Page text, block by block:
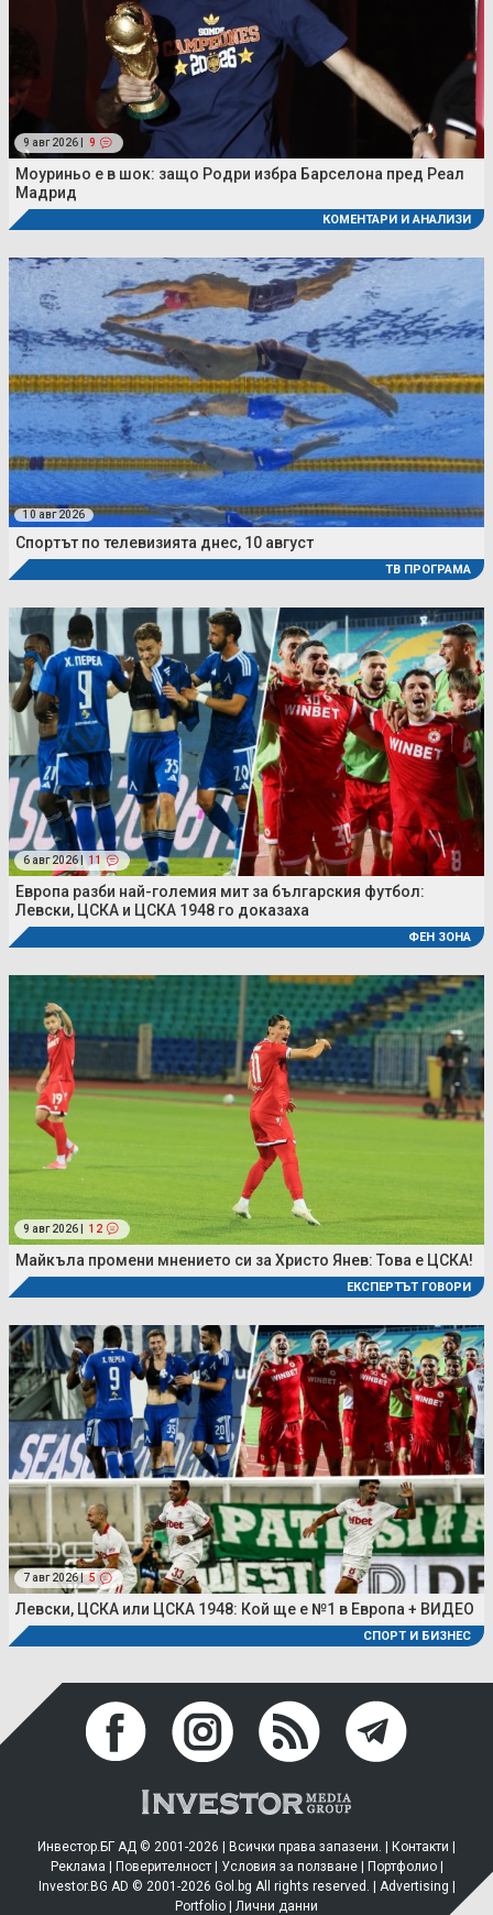
9 авг 2026 | 9
Моуриньо е в шок: защо Родри избра Барселона пред Реал
Мадрид
КОМЕНТАРИ И АНАЛИЗИ
10 авг 2026
Спортът по телевизията днес, 10 август
ТВ ПРОГРАМА
6 авг 2026 | 11
Европа разби най-големия мит за българския футбол:
Левски, ЦСКА и ЦСКА 1948 го доказаха
ФЕН ЗОНА
9 авг 2026 | 12
Майкъла промени мнението си за Христо Янев: Това е ЦСКА!
ЕКСПЕРТЪТ ГОВОРИ
7 авг 2026 | 5
Левски, ЦСКА или ЦСКА 1948: Кой ще е №1 в Европа + ВИДЕО
СПОРТ И БИЗНЕС
Инвестор.БГ АД © 2001-2026 | Всички права запазени. | Контакти
Реклама
Поверителност| Условия за ползване| Портфолио|
Investor.BG AD © 2001-2026 Gol.bg All rights reserved. | Advertising
Portfolio
Лични данни